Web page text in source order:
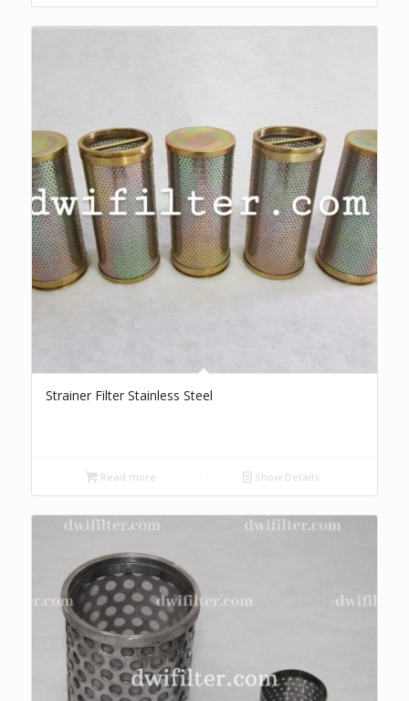
Strainer Filter Stainless Steel
Read more Show Details